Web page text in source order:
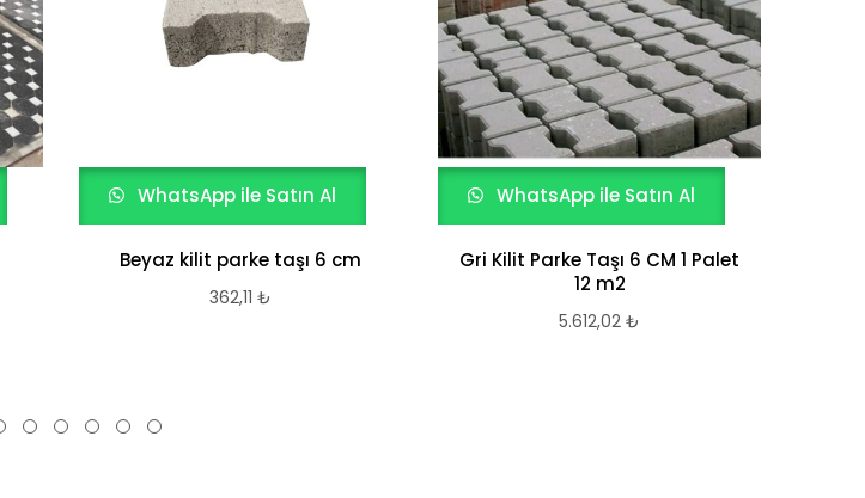
WhatsApp ile Satın Al
Beyaz kilit parke taşı 6 cm
362,11 ₺
WhatsApp ile Satın Al
Gri Kilit Parke Taşı 6 CM 1 Palet
12 m2
5.612,02 ₺